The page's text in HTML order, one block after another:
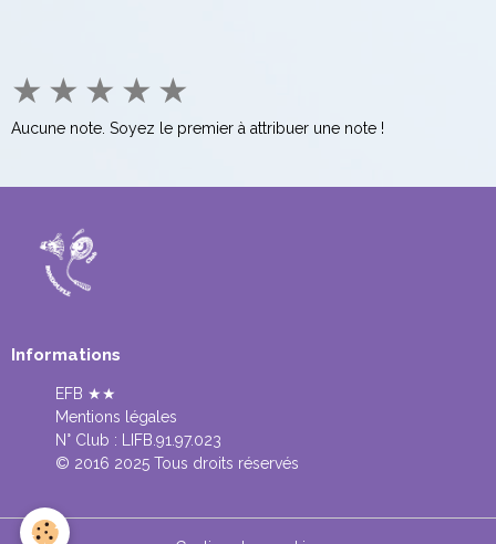
★ ★ ★ ★ ★
Aucune note. Soyez le premier à attribuer une note !
Informations
EFB ★★
Mentions légales
N° Club : LIFB.91.97.023
© 2016 2025 Tous droits réservés